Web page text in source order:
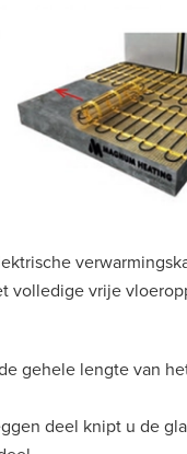
volledige vrije
gehele lengte van
deel knipt u de